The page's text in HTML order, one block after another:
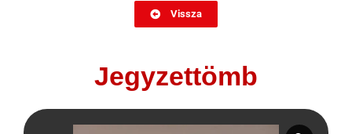
Vissza
Jegyzettömb